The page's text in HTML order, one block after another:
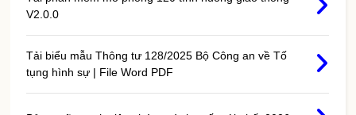
V2.0.0
Tải biểu mẫu Thông tư 128/2025 Bộ Công an về Tố
tụng hình sự | File Word PDF